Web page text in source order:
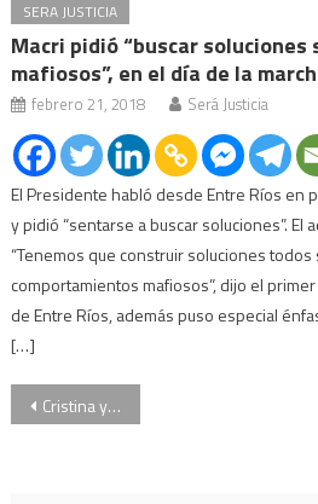
SERA JUSTICIA
Macri pidió “buscar
mafiosos”, en el día de la
febrero 21, 2018 Será Justicia
El Presidente habló desde Entre Ríos en
y pidió “sentarse a buscar soluciones”. El
“Tenemos que construir soluciones
comportamientos mafiosos”, dijo el
de Entre Ríos, además puso especial
[…]
Navegación
Cristina y sus hijos irán a juicio oral en la causa Hotesur